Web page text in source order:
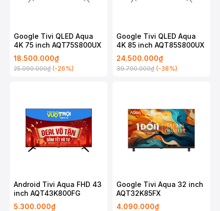
Google Tivi QLED Aqua
4K 75 inch AQT75S800UX
18.500.000₫
25.090.000₫ (-26%)
Google Tivi QLED Aqua
4K 85 inch AQT85S800UX
24.500.000₫
39.700.000₫ (-38%)
Android Tivi Aqua FHD 43
inch AQT43K800FG
5.300.000₫
Google Tivi Aqua 32 inch
AQT32K85FX
4.090.000₫